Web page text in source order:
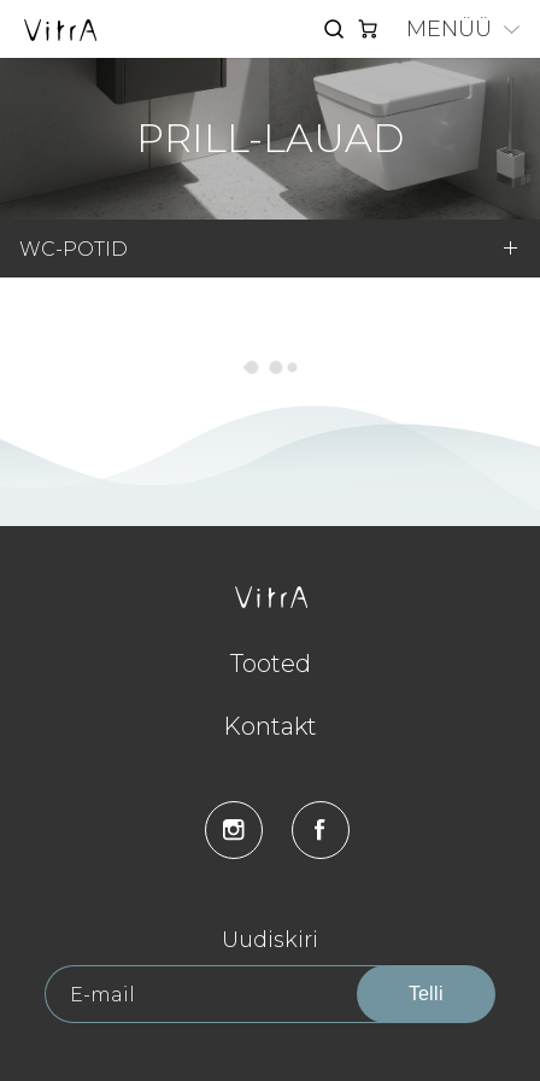
MENÜÜ
PRILL-LAUAD
WC-POTID
Tooted
Kontakt
Uudiskiri